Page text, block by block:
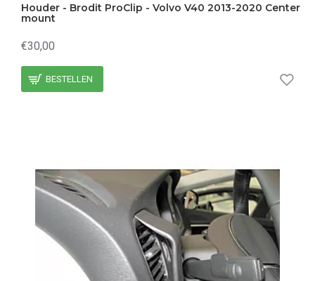
Houder - Brodit ProClip - Volvo V40 2013-2020 Center
mount
€30,00
BESTELLEN